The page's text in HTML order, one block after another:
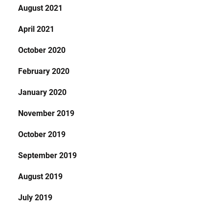
August 2021
April 2021
October 2020
February 2020
January 2020
November 2019
October 2019
September 2019
August 2019
July 2019